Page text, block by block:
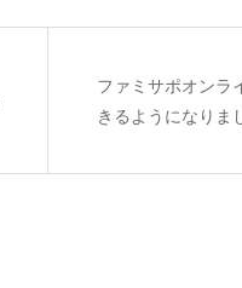
ファミサポオンラ
きるようになりま